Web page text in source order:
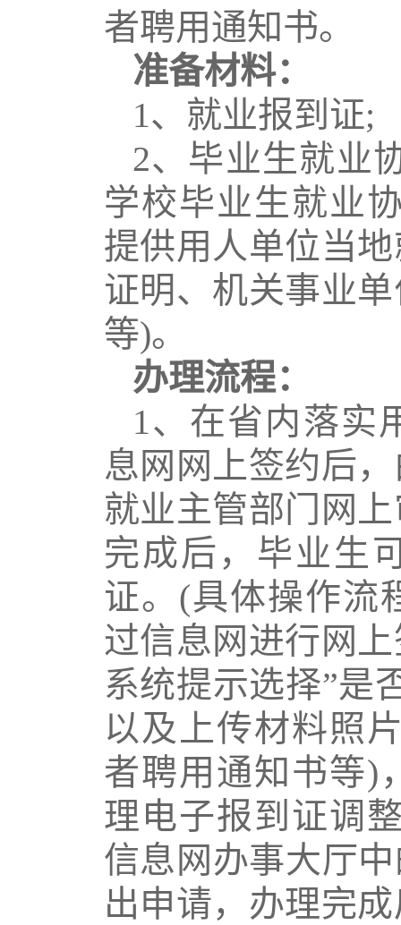
者聘用通知书。
准备材料：
1、就业报到证;
2、毕业生就业
学校毕业生就业
提供用人单位当
证明、机关事业
等)。
办理流程：
1、在省内落实
息网网上签约后
就业主管部门网
完成后，毕业生
证。 (具体操作流
过信息网进行网
系统提示选择”是
以及上传材料照
者聘用通知书等)
理电子报到证调
信息网办事大厅
出申请，办理完